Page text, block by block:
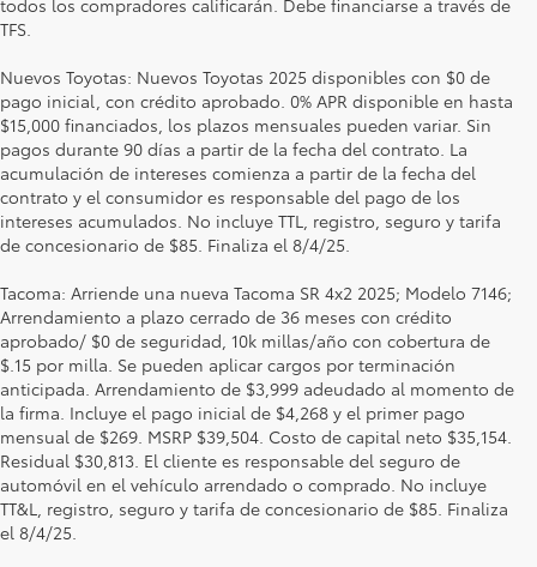
todos los compradores calificarán. Debe financiarse a través de
TFS.
Nuevos Toyotas: Nuevos Toyotas 2025 disponibles con $0 de
pago inicial, con crédito aprobado. 0% APR disponible en hasta
$15,000 financiados, los plazos mensuales pueden variar. Sin
pagos durante 90 días a partir de la fecha del contrato. La
acumulación de intereses comienza a partir de la fecha del
contrato y el consumidor es responsable del pago de los
intereses acumulados. No incluye TTL, registro, seguro y tarifa
de concesionario de $85. Finaliza el 8/4/25.
Tacoma: Arriende una nueva Tacoma SR 4x2 2025; Modelo 7146;
Arrendamiento a plazo cerrado de 36 meses con crédito
aprobado/ $0 de seguridad, 10k millas/año con cobertura de
$.15 por milla. Se pueden aplicar cargos por terminación
anticipada. Arrendamiento de $3,999 adeudado al momento de
la firma. Incluye el pago inicial de $4,268 y el primer pago
mensual de $269. MSRP $39,504. Costo de capital neto $35,154.
Residual $30,813. El cliente es responsable del seguro de
automóvil en el vehículo arrendado o comprado. No incluye
TT&L, registro, seguro y tarifa de concesionario de $85. Finaliza
el 8/4/25.